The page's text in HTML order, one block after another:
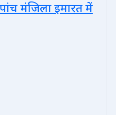
मंजिला इमारत में